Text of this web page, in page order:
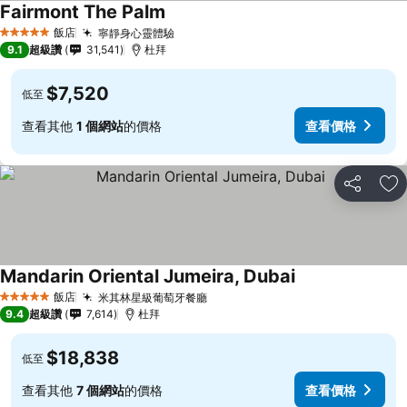
5 星級 飯店 寧靜身心靈體驗查看價格
Fairmont The Palm
9.1 超級讚 31,541 杜拜
低至 $7,520
查看其他 1 個網站的價格 查看價格
分享 加
5 星級 飯店 米其林星級葡萄牙餐廳查看價格
Mandarin Oriental Jumeira, Dubai查看價格
9.4 超級讚 7,614 杜拜
低至 $18,838
查看其他 7 個網站的價格 查看價格